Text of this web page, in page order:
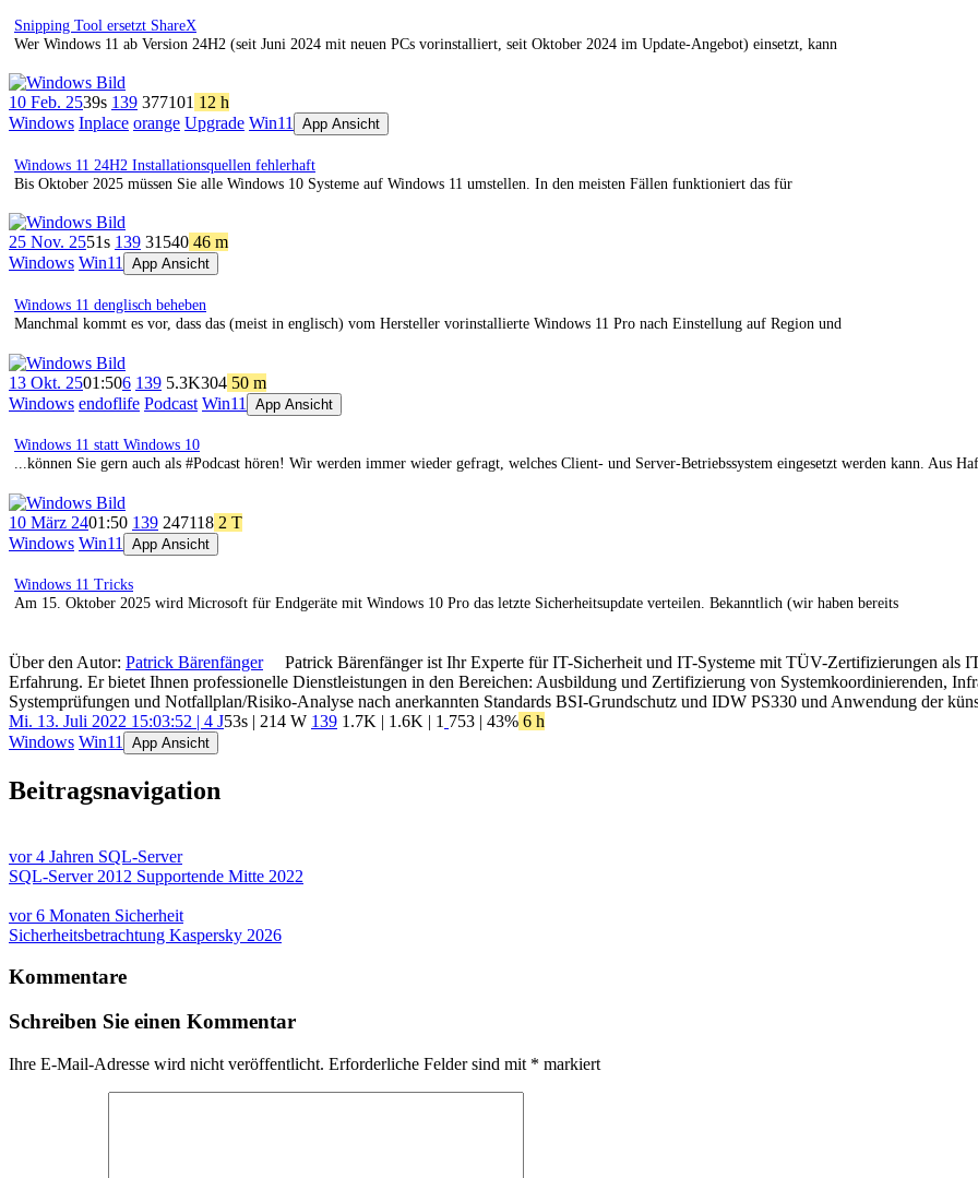
Snipping Tool ersetzt ShareX
Wer Windows 11 ab Version 24H2 (seit Juni 2024 mit neuen PCs vorinstalliert, seit Oktober 2024 im Update-Angebot) einsetzt, kann
10 Feb. 2539s 139 377101 12 h
Windows Inplace orange Upgrade Win11 App Ansicht
Windows 11 24H2 Installationsquellen fehlerhaft
Bis Oktober 2025 müssen Sie alle Windows 10 Systeme auf Windows 11 umstellen. In den meisten Fällen funktioniert das für
25 Nov. 2551s 139 31540 46 m
Windows Win11 App Ansicht
Windows 11 denglisch beheben
Manchmal kommt es vor, dass das (meist in englisch) vom Hersteller vorinstallierte Windows 11 Pro nach Einstellung auf Region und
13 Okt. 2501:506 139 5.3K304 50 m
Windows endoflife Podcast Win11 App Ansicht
Windows 11 statt Windows 10
...können Sie gern auch als #Podcast hören! Wir werden immer wieder gefragt, welches Client- und Server-Betriebssystem eingesetzt werden kann. Aus
10 März 2401:50 139 247118 2 T
Windows Win11 App Ansicht
Windows 11 Tricks
Am 15. Oktober 2025 wird Microsoft für Endgeräte mit Windows 10 Pro das letzte Sicherheitsupdate verteilen. Bekanntlich (wir haben bereits
Über den Autor: Patrick Bärenfänger
Patrick Bärenfänger ist Ihr Experte für IT-Sicherheit und IT-Systeme mit TÜV-Zertifizierungen als
Erfahrung. Er bietet Ihnen professionelle Dienstleistungen in den Bereichen: Ausbildung und Zertifizierung von Systemkoordinierenden,
Systemprüfungen und Notfallplan/Risiko-Analyse nach anerkannten Standards BSI-Grundschutz und IDW PS330 und Anwendung der
Mi. 13. Juli 2022 15:03:52 | 4 J53s | 214 W 139 1.7K | 1.6K | 1 753 | 43% 6 h
Windows Win11 App Ansicht
Beitragsnavigation
vor 4 Jahren SQL-Server
SQL-Server 2012 Supportende Mitte 2022
vor 6 Monaten Sicherheit
Sicherheitsbetrachtung Kaspersky 2026
Kommentare
Schreiben Sie einen Kommentar
Ihre E-Mail-Adresse wird nicht veröffentlicht. Erforderliche Felder sind mit * markiert